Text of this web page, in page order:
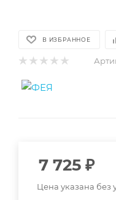
В ИЗБРАННОЕ
7 725 ₽
Цена указана без